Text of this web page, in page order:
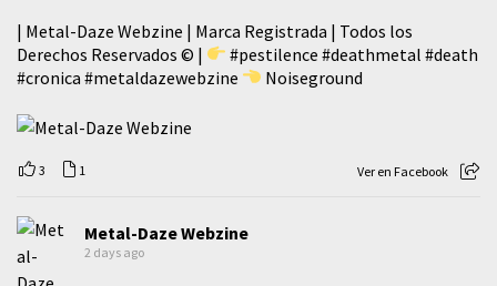
| Metal-Daze Webzine | Marca Registrada | Todos los
Derechos Reservados © |
#pestilence #deathmetal #death
#cronica #metaldazewebzine Noiseground
3 1 Ver en Facebook
Metal-Daze Webzine
2 days ago